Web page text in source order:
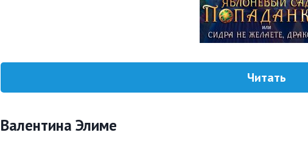
Читать
Валентина Элиме